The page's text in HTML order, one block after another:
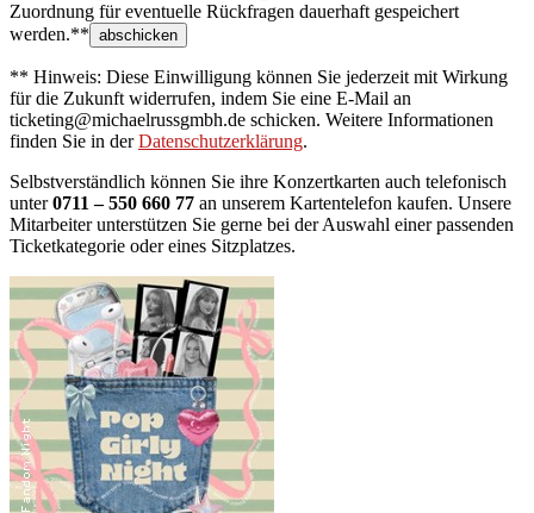
Zuordnung für eventuelle Rückfragen dauerhaft gespeichert
werden.**
** Hinweis: Diese Einwilligung können Sie jederzeit mit Wirkung
für die Zukunft widerrufen, indem Sie eine E-Mail an
ticketing@michaelrussgmbh.de schicken. Weitere Informationen
finden Sie in derDatenschutzerklärung.
Selbstverständlich können Sie ihre Konzertkarten auch telefonisch
unter0711 – 550 660 77 an unserem Kartentelefon kaufen. Unsere
Mitarbeiter unterstützen Sie gerne bei der Auswahl einer passenden
Ticketkategorie oder eines Sitzplatzes.